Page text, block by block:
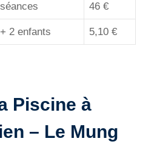
46 €
2 enfants 5,10 €
Piscine à
– Le Mung